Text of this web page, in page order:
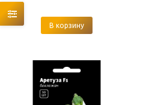
В корзину